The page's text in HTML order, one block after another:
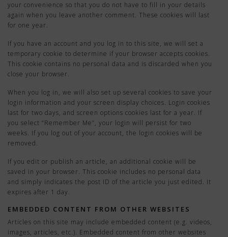
your convenience so that you do not have to fill in your details
again when you leave another comment. These cookies will last
for one year.
If you have an account and you log in to this site, we will set a
temporary cookie to determine if your browser accepts cookies.
This cookie contains no personal data and is discarded when you
close your browser.
When you log in, we will also set up several cookies to save your
login information and your screen display choices. Login cookies
last for two days, and screen options cookies last for a year. If
you select “Remember Me”, your login will persist for two
weeks. If you log out of your account, the login cookies will be
removed.
If you edit or publish an article, an additional cookie will be
saved in your browser. This cookie includes no personal data
and simply indicates the post ID of the article you just edited. It
expires after 1 day.
EMBEDDED CONTENT FROM OTHER WEBSITES
Articles on this site may include embedded content (e.g. videos,
images, articles, etc.). Embedded content from other websites